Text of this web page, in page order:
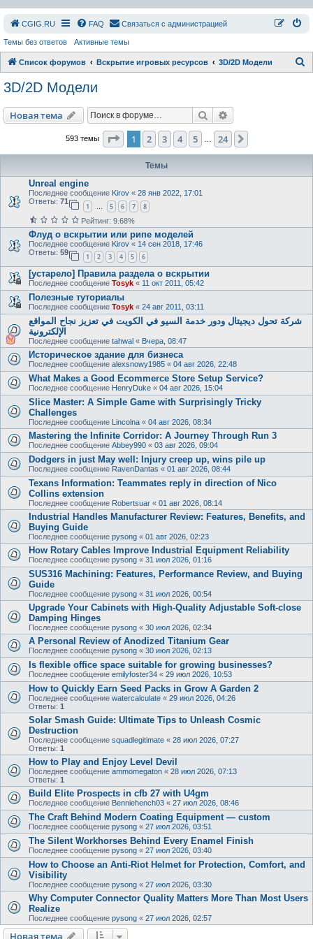
СGIG.RU FAQ Связаться с администрацией
Темы без ответов Активные темы
Список форумов Вскрытие игровых ресурсов 3D/2D Модели
3D/2D Модели
Новая тема Поиск
593 темы Страница из 24
1 2 3 4 5 24
Темы
Unreal engine
Последнее сообщение Kirov « 28 янв 2022, 17:01
Ответы: 71
1 … 5 6 7 8
Рейтинг: 9.68%
Флуд о вскрытии или рипе моделей
Последнее сообщение Kirov « 14 сен 2018, 17:46
Ответы: 59
1 2 3 4 5 6
[устарело] Правила раздела о вскрытии
Последнее сообщение Tosyk « 11 окт 2011, 05:42
Полезные туториалы
Последнее сообщение Tosyk « 24 авг 2011, 03:11
شركة تحول ديجيتال ودور خدمة السيو في الكويت في تعزيز نجاح المواقع
الإلكترونية
Последнее сообщение tahwal « Вчера, 08:47
Историческое здание для бизнеса
Последнее сообщение alexsnowy1985 « 04 авг 2026, 22:48
What Makes a Good Ecommerce Store Setup Service?
Последнее сообщение HenryDuke « 04 авг 2026, 15:04
Slice Master: A Simple Game with Surprisingly Tricky
Challenges
Последнее сообщение Lincolna « 04 авг 2026, 08:34
Mastering the Infinite Corridor: A Journey Through Run 3
Последнее сообщение Abbey990 « 03 авг 2026, 09:04
Dodgers in just May well: Injury creep up, wins pile up
Последнее сообщение RavenDantas « 01 авг 2026, 08:44
Texans Information: Teammates reply in direction of Nico
Collins extension
Последнее сообщение Robertsuar « 01 авг 2026, 08:14
Industrial Handles Manufacturer Review: Features, Benefits, and
Buying Guide
Последнее сообщение pysong « 01 авг 2026, 02:23
How Rotary Cables Improve Industrial Equipment Reliability
Последнее сообщение pysong « 31 июл 2026, 01:16
SUS316 Machining: Features, Performance Review, and Buying
Guide
Последнее сообщение pysong « 31 июл 2026, 00:54
Upgrade Your Cabinets with High-Quality Adjustable Soft-close
Damping Hinges
Последнее сообщение pysong « 30 июл 2026, 02:34
A Personal Review of Anodized Titanium Gear
Последнее сообщение pysong « 30 июл 2026, 02:13
Is flexible office space suitable for growing businesses?
Последнее сообщение emilyfoster34 « 29 июл 2026, 10:53
How to Quickly Earn Seed Packs in Grow A Garden 2
Последнее сообщение watercalculate « 29 июл 2026, 04:26
Ответы: 1
Solar Smash Guide: Ultimate Tips to Unleash Cosmic
Destruction
Последнее сообщение squadlegitimate « 28 июл 2026, 07:27
Ответы: 1
How to Play and Enjoy Level Devil
Последнее сообщение ammomegaton « 28 июл 2026, 07:13
Ответы: 1
Build Elite Prospects in cfb 27 with U4gm
Последнее сообщение Benniehench03 « 27 июл 2026, 08:46
The Craft Behind Modern Coating Equipment — custom
Последнее сообщение pysong « 27 июл 2026, 03:51
The Silent Workhorses Behind Every Enamel Finish
Последнее сообщение pysong « 27 июл 2026, 03:40
How to Choose an Anti-Riot Helmet for Protection, Comfort, and
Visibility
Последнее сообщение pysong « 27 июл 2026, 03:30
Why Computer Connector Quality Matters More Than Most Users
Realize
Последнее сообщение pysong « 27 июл 2026, 02:57
Новая тема